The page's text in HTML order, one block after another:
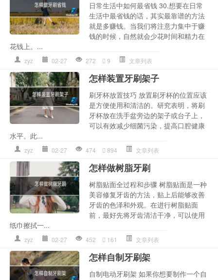
日常生活中如何最省钱 30.想要在日常
生活中最省钱的话，其实最靠谱的方法
就是多赚钱。当我们将注意力集中于赚
钱的时候，自然就会少花时间和精力在
花钱上。...
zyz 02-27 272 9 文章列表
怎样装置牙刷架子
刷牙杯放置技巧 放置刷牙杯的位置应该
是方便使用和清洁的。研究表明，将刷
牙杯放在洗手盆旁边的架子或台子上，
可以有效减少细菌污染，提高口腔健康
水平。此...
zyz 02-27 474 894 文章列表
怎样做树脂牙刷
树脂贴面全过程和步骤 树脂贴面是一种
美容修复牙齿的方法，贴上后能够改善
牙齿的色泽和外观。在进行树脂贴面
前，最好先将牙齿清洁干净，可以使用
纸巾擦拭一...
zyz 02-27 452 161 文章列表
怎样自制牙刷架
自制电动牙刷架 如果你想要制作一个自